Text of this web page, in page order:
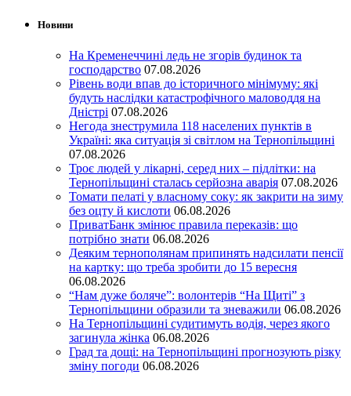
Новини
На Кременеччині ледь не згорів будинок та
господарство 07.08.2026
Рівень води впав до історичного мінімуму: які
будуть наслідки катастрофічного маловоддя на
Дністрі 07.08.2026
Негода знеструмила 118 населених пунктів в
Україні: яка ситуація зі світлом на Тернопільщині
07.08.2026
Троє людей у лікарні, серед них – підлітки: на
Тернопільщині сталась серйозна аварія 07.08.2026
Томати пелаті у власному соку: як закрити на зиму
без оцту й кислоти 06.08.2026
ПриватБанк змінює правила переказів: що
потрібно знати 06.08.2026
Деяким тернополянам припинять надсилати пенсії
на картку: що треба зробити до 15 вересня
06.08.2026
“Нам дуже боляче”: волонтерів “На Щиті” з
Тернопільщини образили та зневажили 06.08.2026
На Тернопільщині судитимуть водія, через якого
загинула жінка 06.08.2026
Град та дощі: на Тернопільщині прогнозують різку
зміну погоди 06.08.2026